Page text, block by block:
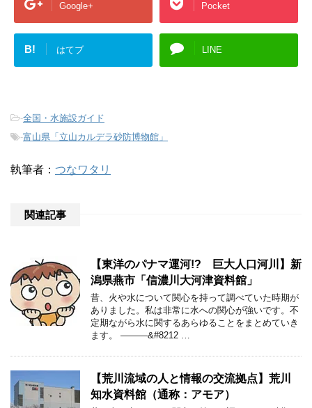
Google+ Pocket
B! はてブ LINE
-全国・水施設ガイド
-富山県「立山カルデラ砂防博物館」
執筆者： つなワタリ
関連記事
【東洋のパナマ運河!? 巨大人口河川】新
潟県燕市「信濃川大河津資料館」
昔、火や水について関心を持って調べていた時期が
ありました。私は非常に水への関心が強いです。不
定期ながら水に関するあらゆることをまとめていき
ます。 ———&#8212 …
【荒川流域の人と情報の交流拠点】荒川
知水資料館（通称：アモア）